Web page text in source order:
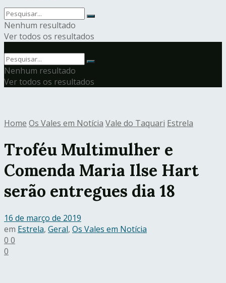
Nenhum resultado
Ver todos os resultados
Nenhum resultado
Ver todos os resultados
Home Os Vales em Notícia Vale do Taquari Estrela
Troféu Multimulher e
Comenda Maria Ilse Hart
serão entregues dia 18
16 de março de 2019
em Estrela, Geral, Os Vales em Notícia
0 0
0